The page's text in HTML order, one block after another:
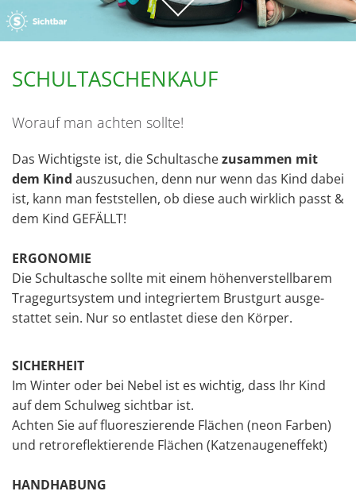
SCHULTASCHENKAUF
Worauf man achten sollte!
Das Wich­tigs­te ist, die Schul­ta­schezu­sam­men mit
dem Kind aus­zu­su­chen, denn nur wenn das Kind dabei
ist, kann man fest­stel­len, ob diese auch wirk­lich passt &
dem Kind GE­FÄLLT!
ER­GO­NO­MIE
Die Schul­ta­sche soll­te mit einem hö­hen­ver­stell­ba­rem
Tra­ge­gurt­sys­tem und in­te­grier­tem Brust­gurt aus­ge­
stat­tet sein. Nur so ent­las­tet diese den Kör­per.
SI­CHER­HEIT
Im Win­ter oder bei Nebel ist es wich­tig, dass Ihr Kind
auf dem Schul­weg sicht­bar ist.
Ach­ten Sie auf fluo­res­zie­ren­de Flä­chen (neon Far­ben)
und re­tro­re­flek­tie­ren­de Flä­chen (Kat­zen­au­gen­ef­fekt)
HAND­HA­BUNG